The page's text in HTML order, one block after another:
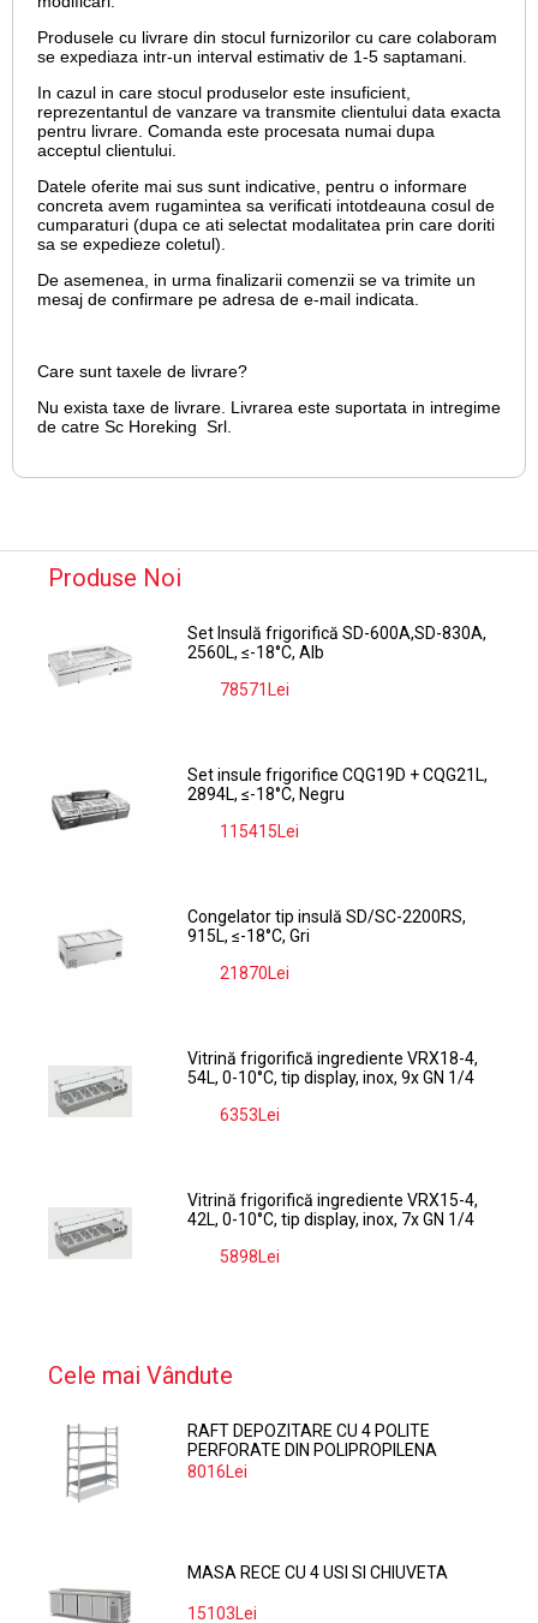
Produsele cu livrare din stocul furnizorilor cu care colaboram
se expediaza intr-un interval estimativ de 1-5 saptamani.
In cazul in care stocul produselor este insuficient,
reprezentantul de vanzare va transmite clientului data exacta
pentru livrare. Comanda este procesata numai dupa
acceptul clientului.
Datele oferite mai sus sunt indicative, pentru o informare
concreta avem rugamintea sa verificati intotdeauna cosul de
cumparaturi (dupa ce ati selectat modalitatea prin care doriti
sa se expedieze coletul).
De asemenea, in urma finalizarii comenzii se va trimite un
mesaj de confirmare pe adresa de e-mail indicata.
Care sunt taxele de livrare?
Nu exista taxe de livrare. Livrarea este suportata in intregime
de catre Sc Horeking Srl.
Produse Noi
Set Insulă frigorifică SD-600A,SD-830A,
2560L, ≤-18°C, Alb
78571Lei
Set insule frigorifice CQG19D + CQG21L,
2894L, ≤-18°C, Negru
115415Lei
Congelator tip insulă SD/SC-2200RS,
915L, ≤-18°C, Gri
21870Lei
Vitrină frigorifică ingrediente VRX18-4,
54L, 0-10°C, tip display, inox, 9x GN 1/4
6353Lei
Vitrină frigorifică ingrediente VRX15-4,
42L, 0-10°C, tip display, inox, 7x GN 1/4
5898Lei
Cele mai Vândute
RAFT DEPOZITARE CU 4 POLITE
PERFORATE DIN POLIPROPILENA
374*60 CM
8016Lei
MASA RECE CU 4 USI SI CHIUVETA
15103Lei